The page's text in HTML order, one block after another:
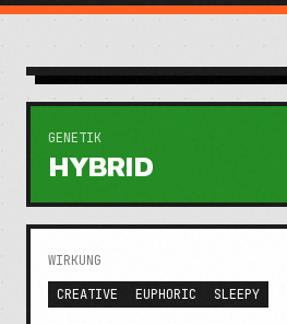
GENETIK
HYBRID
WIRKUNG
CREATIVE
EUPHORIC SLEEPY